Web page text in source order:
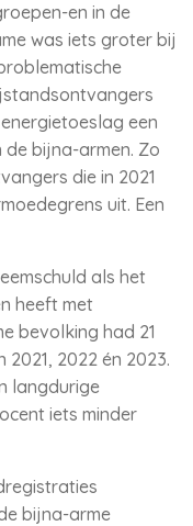
en in de
was iets groter bij
een
bijna-armen. Zo
die in 2021
uit. Een
als het
heeft met
bevolking had 21
2022 én 2023.
langdurige
iets minder
bijna-arme